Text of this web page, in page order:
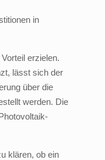
in
erzielen.
lässt sich der
über die
werden. Die
klären, ob ein